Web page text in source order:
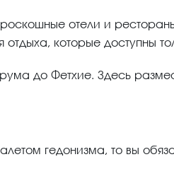
отели и
которые доступны
до Фетхие. Здесь
гедонизма, то вы